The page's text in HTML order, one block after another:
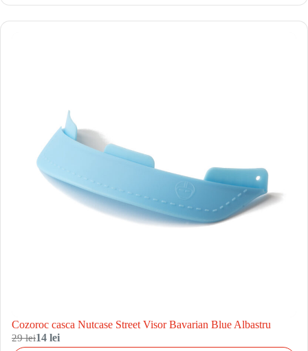
Cozoroc casca Nutcase Street Visor Bavarian Blue Albastru
29 lei14 lei